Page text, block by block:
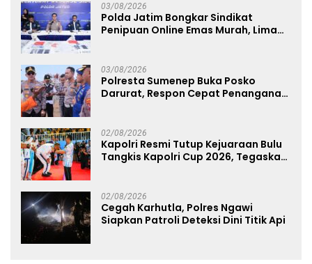
03/08/2026
Polda Jatim Bongkar Sindikat
Penipuan Online Emas Murah, Lima
03/08/2026
Polresta Sumenep Buka Posko
Darurat, Respon Cepat Penanganan
02/08/2026
Kapolri Resmi Tutup Kejuaraan Bulu
Tangkis Kapolri Cup 2026, Tegaskan
02/08/2026
Cegah Karhutla, Polres Ngawi
Siapkan Patroli Deteksi Dini Titik Api